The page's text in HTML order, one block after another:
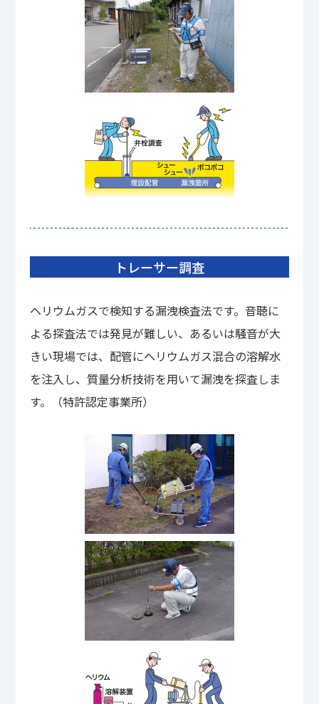
トレーサー調査
ヘリウムガスで検知する漏洩検査法です。音聴に
よる探査法では発見が難しい、あるいは騒音が大
きい現場では、配管にヘリウムガス混合の溶解水
を注入し、質量分析技術を用いて漏洩を探査しま
す。（特許認定事業所）